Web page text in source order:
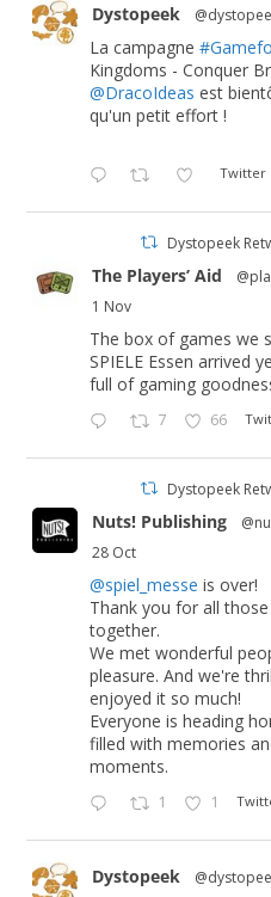
Dystopeek
La campagne
Kingdoms - Conquer
@DracoIdeas est
qu'un petit effort !
Twitter
Dystopeek
The Players’ Aid
1 Nov
The box of games we
SPIELE Essen arrived
full of gaming
7 66
Dystopeek
Nuts! Publishing
28 Oct
@spiel_messe is over!
Thank you for all
together.
We met wonderful
pleasure. And we're
enjoyed it so much!
Everyone is heading
filled with memories
moments.
1 1
Dystopeek